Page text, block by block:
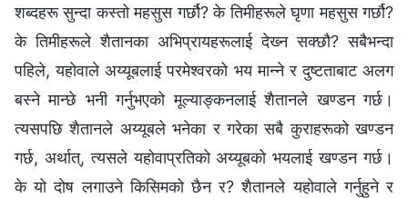
शब्दहरू सुन्दा कस्तो महसुस गर्छौ? के तिमीहरूले घृणा महसुस गर्छौ?
के तिमीहरूले शैतानका अभिप्रायहरूलाई देख्‍न सक्छौ? सबैभन्दा
पहिले, यहोवाले अय्यूबलाई परमेश्‍वरको भय मान्‍ने र दुष्टताबाट अलग
बस्‍ने मान्छे भनी गर्नुभएको मूल्याङ्कनलाई शैतानले खण्डन गर्छ।
त्यसपछि शैतानले अय्यूबले भनेका र गरेका सबै कुराहरूको खण्डन
गर्छ, अर्थात्, त्यसले यहोवाप्रतिको अय्यूबको भयलाई खण्डन गर्छ।
के यो दोष लगाउने किसिमको छैन र? शैतानले यहोवाले गर्नुहुने र